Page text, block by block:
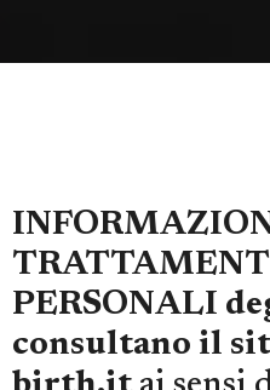
PERSONALI
consultano il